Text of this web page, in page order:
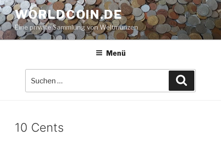
Zum
Inhalt
springen
WORLDCOIN.DE
Eine private Sammlung von Weltmünzen
Menü
10 Cents